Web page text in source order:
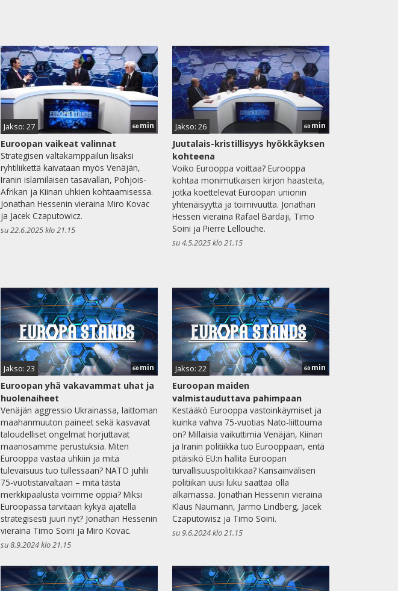
Jakso: 27 60 min
Euroopan vaikeat valinnat
Strategisen valtakamppailun lisäksi
ryhtiliikettä kaivataan myös Venäjän,
Iranin islamilaisen tasavallan, Pohjois-
Afrikan ja Kiinan uhkien kohtaamisessa.
Jonathan Hessenin vieraina Miro Kovac
ja Jacek Czaputowicz.
su 22.6.2025 klo 21.15
Jakso: 26 60 min
Juutalais-kristillisyys hyökkäyksen
kohteena
Voiko Eurooppa voittaa? Eurooppa
kohtaa monimutkaisen kirjon haasteita,
jotka koettelevat Euroopan unionin
yhtenäisyyttä ja toimivuutta. Jonathan
Hessen vieraina Rafael Bardaji, Timo
Soini ja Pierre Lellouche.
su 4.5.2025 klo 21.15
Jakso: 23 60min
Euroopan yhä vakavammat uhat ja
huolenaiheet
Venäjän aggressio Ukrainassa, laittoman
maahanmuuton paineet sekä kasvavat
taloudelliset ongelmat horjuttavat
maanosamme perustuksia. Miten
Eurooppa vastaa uhkiin ja mitä
tulevaisuus tuo tullessaan? NATO juhlii
75-vuotistaivaltaan – mitä tästä
merkkipaalusta voimme oppia? Miksi
Euroopassa tarvitaan kykyä ajatella
strategisesti juuri nyt? Jonathan Hessenin
vieraina Timo Soini ja Miro Kovac.
su 8.9.2024 klo 21.15
Jakso: 22 60min
Euroopan maiden
valmistauduttava pahimpaan
Kestääkö Eurooppa vastoinkäymiset ja
kuinka vahva 75-vuotias Nato-liittouma
on? Millaisia vaikuttimia Venäjän, Kiinan
ja Iranin politiikka tuo Eurooppaan, entä
pitäisikö EU:n hallita Euroopan
turvallisuuspolitiikkaa? Kansainvälisen
politiikan uusi luku saattaa olla
alkamassa. Jonathan Hessenin vieraina
Klaus Naumann, Jarmo Lindberg, Jacek
Czaputowisz ja Timo Soini.
su 9.6.2024 klo 21.15